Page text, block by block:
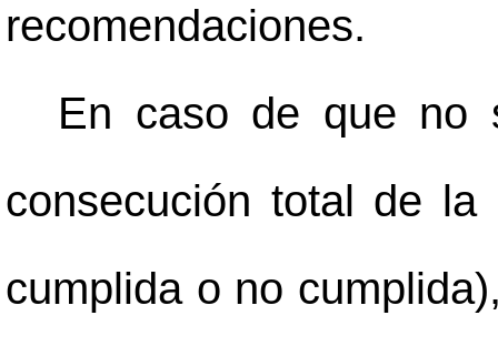
recomendaciones.
En caso de que no
consecución total de la
cumplida o no